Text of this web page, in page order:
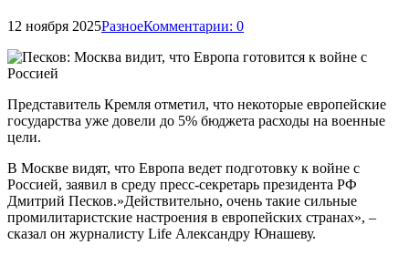
12 ноября 2025РазноеКомментарии: 0
Представитель Кремля отметил, что некоторые европейские
государства уже довели до 5% бюджета расходы на военные
цели.
В Москве видят, что Европа ведет подготовку к войне с
Россией, заявил в среду пресс-секретарь президента РФ
Дмитрий Песков.»Действительно, очень такие сильные
промилитаристские настроения в европейских странах», –
сказал он журналисту Life Александру Юнашеву.